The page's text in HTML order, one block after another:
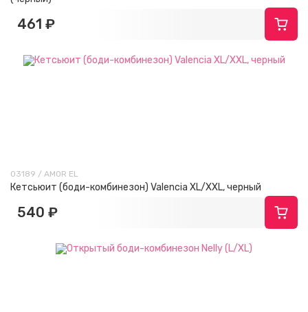
461 ₽
03189 / AMOR EL
Кетсьюит (боди-комбинезон) Valencia XL/XXL, черный
540 ₽